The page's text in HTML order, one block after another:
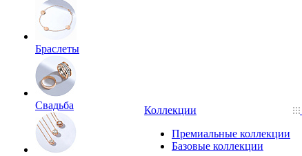
Браслеты
Свадьба
Коллекции
Премиальные коллекции
Базовые коллекции